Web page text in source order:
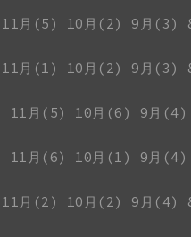
11月(5) 10月(2) 9月(3)
11月(1) 10月(2) 9月(3)
11月(5) 10月(6) 9月(4)
11月(6) 10月(1) 9月(4)
11月(2) 10月(2) 9月(4)